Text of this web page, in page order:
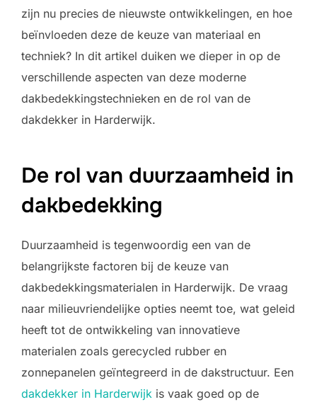
zijn nu precies de nieuwste ontwikkelingen, en hoe
beïnvloeden deze de keuze van materiaal en
techniek? In dit artikel duiken we dieper in op de
verschillende aspecten van deze moderne
dakbedekkingstechnieken en de rol van de
dakdekker in Harderwijk.
De rol van duurzaamheid in
dakbedekking
Duurzaamheid is tegenwoordig een van de
belangrijkste factoren bij de keuze van
dakbedekkingsmaterialen in Harderwijk. De vraag
naar milieuvriendelijke opties neemt toe, wat geleid
heeft tot de ontwikkeling van innovatieve
materialen zoals gerecycled rubber en
zonnepanelen geïntegreerd in de dakstructuur. Een
dakdekker in Harderwijk is vaak goed op de